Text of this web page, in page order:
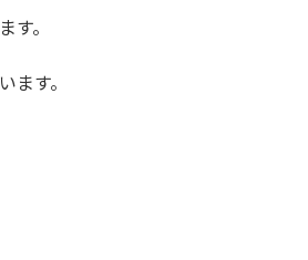
す。
ます。